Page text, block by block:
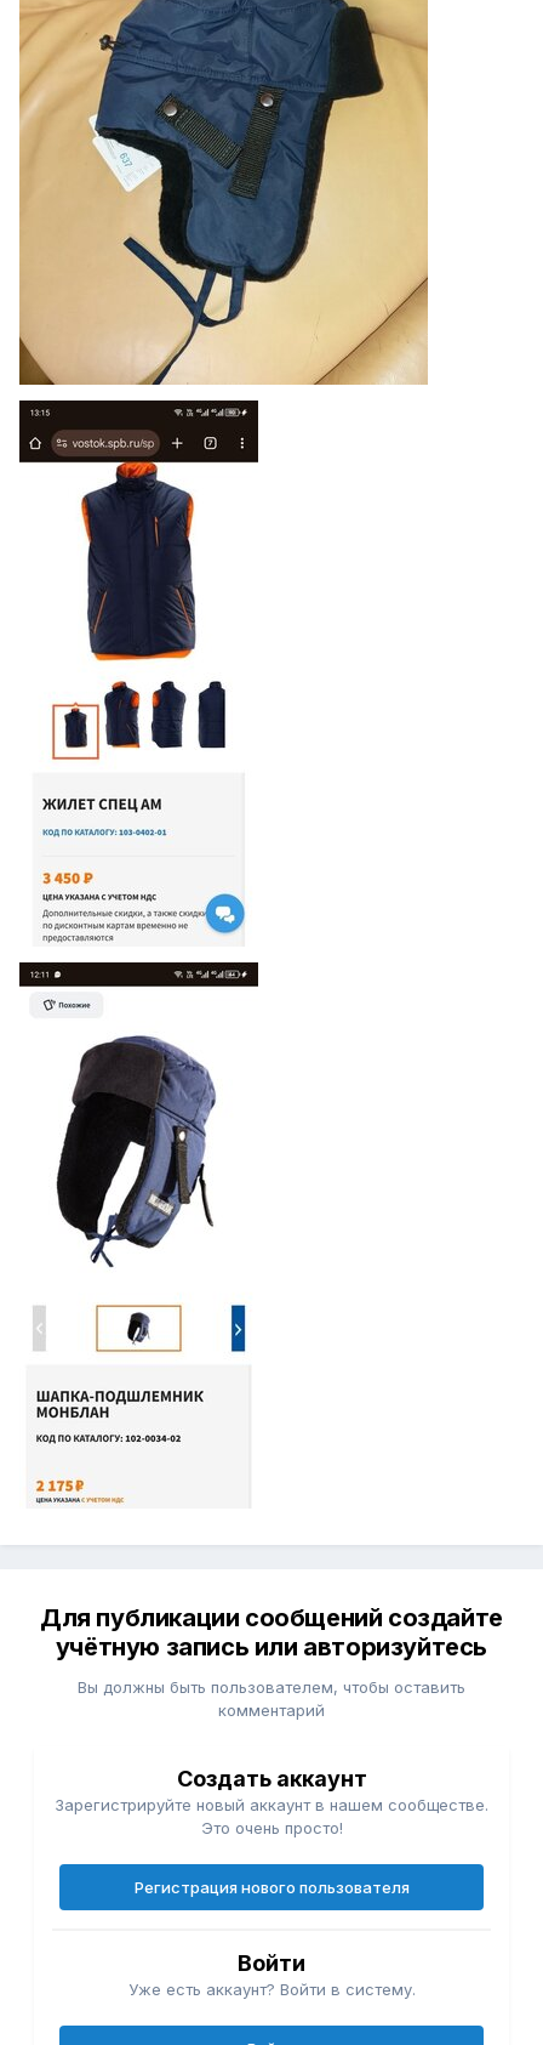
Для публикации сообщений создайте
учётную запись или авторизуйтесь
Вы должны быть пользователем, чтобы оставить
комментарий
Создать аккаунт
Зарегистрируйте новый аккаунт в нашем сообществе.
Это очень просто!
Регистрация нового пользователя
Войти
Уже есть аккаунт? Войти в систему.